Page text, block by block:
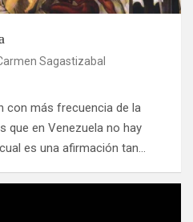
Sagastizabal
con más frecuencia de la
que en Venezuela no hay
es una afirmación tan…